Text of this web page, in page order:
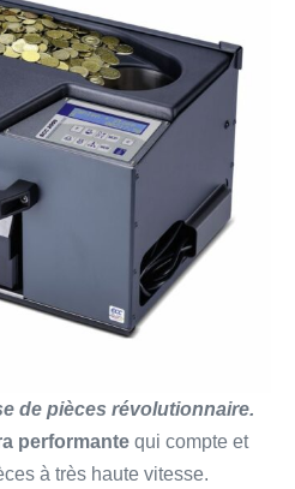
de pièces révolutionnaire.
performante qui compte et
à très haute vitesse.